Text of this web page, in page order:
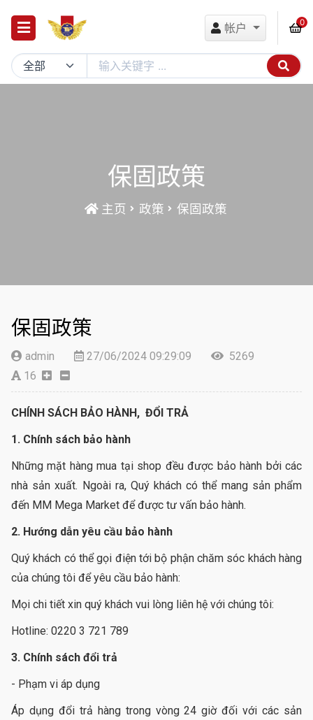
帐户 0
保固政策
主页 政策 保固政策
保固政策
admin 27/06/2024 09:29:09
5269
16
CHÍNH SÁCH BẢO HÀNH, ĐỔI TRẢ
1. Chính sách bảo hành
Những mặt hàng mua tại shop đều được bảo hành bởi các
nhà sản xuất. Ngoài ra, Quý khách có thể mang sản phẩm
đến MM Mega Market để được tư vấn bảo hành.
2. Hướng dẫn yêu cầu bảo hành
Quý khách có thể gọi điện tới bộ phận chăm sóc khách hàng
của chúng tôi để yêu cầu bảo hành:
Mọi chi tiết xin quý khách vui lòng liên hệ với chúng tôi:
Hotline: 0220 3 721 789
3. Chính sách đổi trả
- Phạm vi áp dụng
Áp dụng đổi trả hàng trong vòng 24 giờ đối với các sản